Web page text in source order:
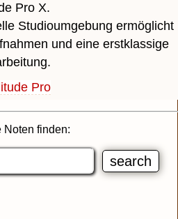
Pro X.
Studioumgebung ermöglicht
und eine erstklassige
Pro
Noten finden: